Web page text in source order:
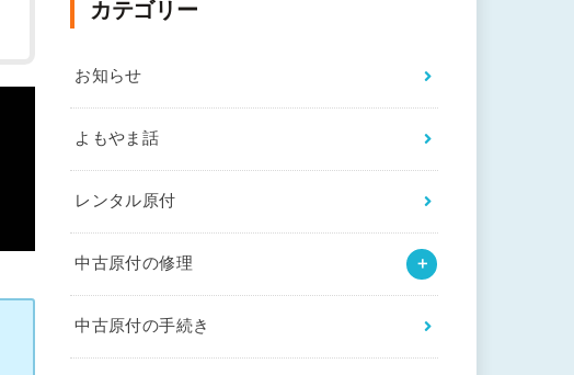
カテゴリー
お知らせ
よもやま話
レンタル原付
中古原付の修理
中古原付の手続き